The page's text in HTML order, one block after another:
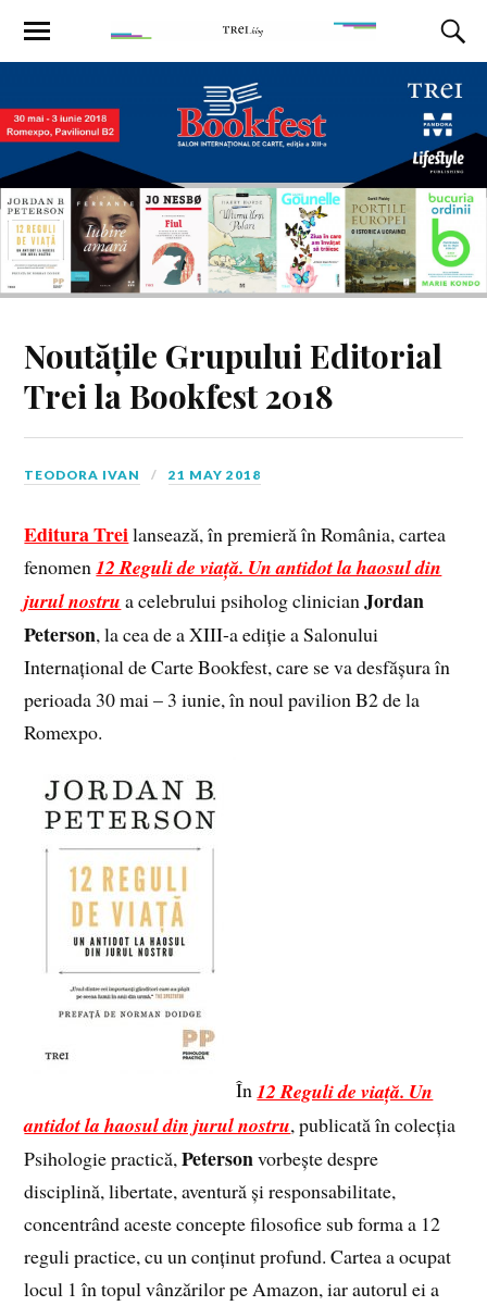
Noutățile Grupului Editorial
Trei la Bookfest 2018
TEODORA IVAN 21 MAY 2018
Editura Treilansează, în premieră în România, cartea
fenomen12 Reguli de viață. Un antidot la haosul din
jurul nostru a celebrului psiholog clinicianJordan
Peterson, la cea de a XIII-a ediție a Salonului
Internațional de Carte Bookfest, care se va desfășura în
perioada 30 mai – 3 iunie, în noul pavilion B2 de la
Romexpo.
În12 Reguli de viață. Un
antidot la haosul din jurul nostru, publicată în colecția
Psihologie practică,Petersonvorbește despre
disciplină, libertate, aventură și responsabilitate,
concentrând aceste concepte filosofice sub forma a 12
reguli practice, cu un conținut profund. Cartea a ocupat
locul 1 în topul vânzărilor pe Amazon, iar autorul ei a